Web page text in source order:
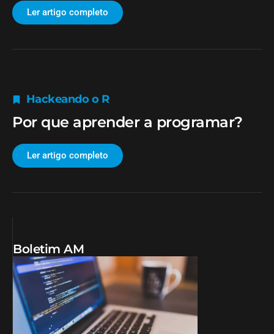
Ler artigo completo
Hackeando o R
Por que aprender a programar?
Ler artigo completo
Boletim AM